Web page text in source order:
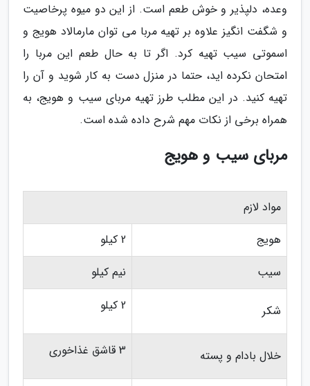
وعده، دلپذیر و خوش طعم است. از این دو میوه پرخاصیت
و شگفت انگیز علاوه بر تهیه مربا می توان مارمالاد هویج و
اسموتی سیب تهیه کرد. اگر تا به حال طعم این مربا را
امتحان نکرده اید، حتما در منزل دست به کار شوید و آن را
تهیه کنید. در این مطلب طرز تهیه مربای سیب و هویج، به
همراه برخی از نکات مهم شرح داده شده است.
مربای سیب و هویج
مواد لازم
هویج
2 کیلو
سیب
نیم کیلو
شکر 2 کیلو
خلال بادام و پسته 3 قاشق غذاخوری